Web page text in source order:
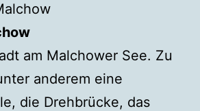
am Malchower See. Zu
anderem eine
die Drehbrücke, das